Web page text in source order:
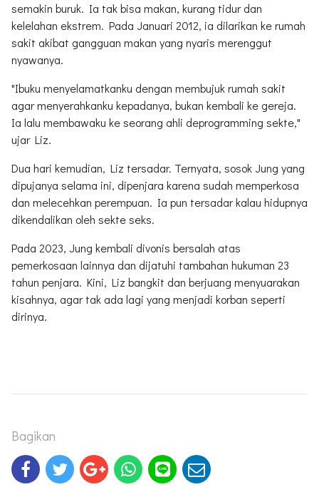
semakin buruk. Ia tak bisa makan, kurang tidur dan
kelelahan ekstrem. Pada Januari 2012, ia dilarikan ke rumah
sakit akibat gangguan makan yang nyaris merenggut
nyawanya.
"Ibuku menyelamatkanku dengan membujuk rumah sakit
agar menyerahkanku kepadanya, bukan kembali ke gereja.
Ia lalu membawaku ke seorang ahli deprogramming sekte,"
ujar Liz.
Dua hari kemudian, Liz tersadar. Ternyata, sosok Jung yang
dipujanya selama ini, dipenjara karena sudah memperkosa
dan melecehkan perempuan. Ia pun tersadar kalau hidupnya
dikendalikan oleh sekte seks.
Pada 2023, Jung kembali divonis bersalah atas
pemerkosaan lainnya dan dijatuhi tambahan hukuman 23
tahun penjara. Kini, Liz bangkit dan berjuang menyuarakan
kisahnya, agar tak ada lagi yang menjadi korban seperti
dirinya.
Bagikan